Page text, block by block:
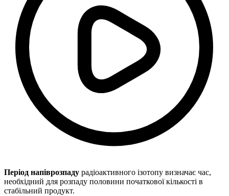
Період напіврозпаду радіоактивного ізотопу визначає час,
необхідний для розпаду половини початкової кількості в
стабільний продукт.